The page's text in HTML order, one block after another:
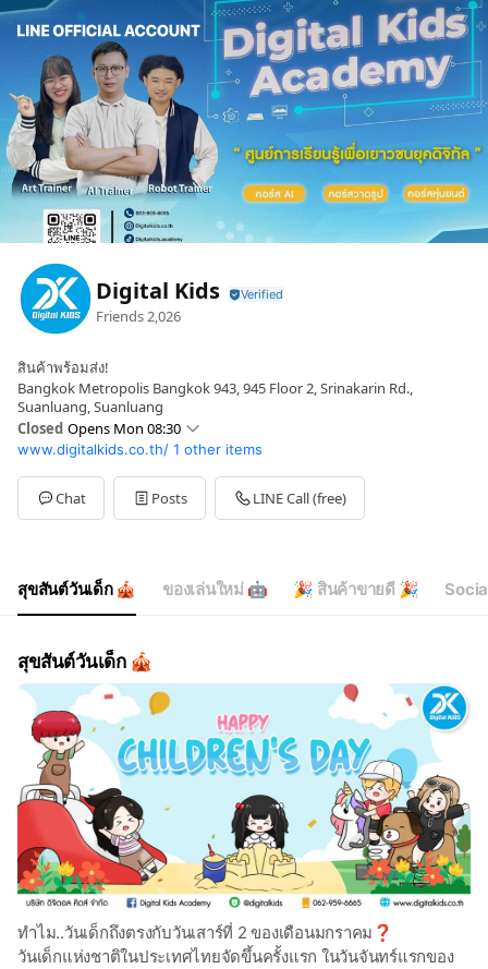
Digital Kids
Friends2,026
สินค้าพร้อมส่ง!
Bangkok Metropolis Bangkok 943, 945 Floor 2, Srinakarin Rd.,
Suanluang, Suanluang
Closed Opens Mon 08:30
SunClosed
Mon08:30 - 17:30
Tue08:30 - 17:30
Wed08:30 - 17:30
Closed
www.digitalkids.co.th/ 1 other items
Chat Posts LINE Call (free)
สุขสันต์วันเด็ก 🎪 ของเล่นใหม่ 🤖 🎉 สินค้าขายดี 🎉
สุขสันต์วันเด็ก 🎪
ทำไม..วันเด็กถึงตรงกับวันเสาร์ที่ 2 ของเดือนมกราคม❓
วันเด็กแห่งชาติในประเทศไทยจัดขึ้นครั้งแรก ในวันจันทร์แรกของ